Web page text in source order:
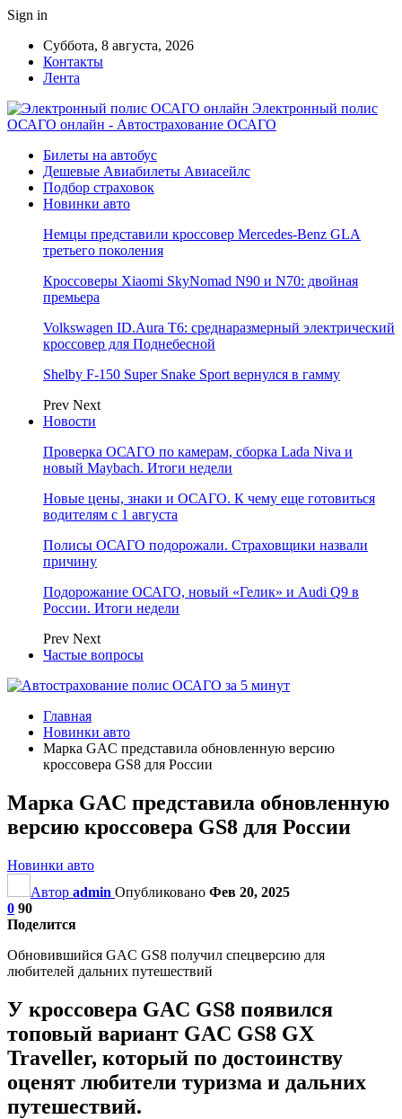
Sign in
Суббота, 8 августа, 2026
Контакты
Лента
Электронный полис
ОСАГО онлайн - Автострахование ОСАГО
Билеты на автобус
Дешевые Авиабилеты Авиасейлс
Подбор страховок
Новинки авто
Немцы представили кроссовер Mercedes-Benz GLA
третьего поколения
Кроссоверы Xiaomi SkyNomad N90 и N70: двойная
премьера
Volkswagen ID.Aura T6: среднаразмерный электрический
кроссовер для Поднебесной
Shelby F-150 Super Snake Sport вернулся в гамму
Prev Next
Новости
Проверка ОСАГО по камерам, сборка Lada Niva и
новый Maybach. Итоги недели
Новые цены, знаки и ОСАГО. К чему еще готовиться
водителям с 1 августа
Полисы ОСАГО подорожали. Страховщики назвали
причину
Подорожание ОСАГО, новый «Гелик» и Audi Q9 в
России. Итоги недели
Prev Next
Частые вопросы
Главная
Новинки авто
Марка GAC представила обновленную версию
кроссовера GS8 для России
Марка GAC представила обновленную
версию кроссовера GS8 для России
Новинки авто
Автор admin Опубликовано Фев 20, 2025
0 90
Поделится
Обновившийся GAC GS8 получил спецверсию для
любителей дальних путешествий
У кроссовера GAC GS8 появился
топовый вариант GAC GS8 GX
Traveller, который по достоинству
оценят любители туризма и дальних
путешествий.